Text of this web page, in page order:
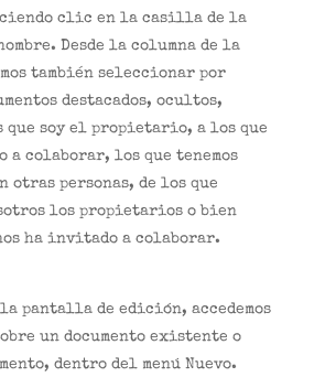
clic en la casilla de la
Desde la columna de la
también seleccionar por
destacados, ocultos,
que soy el propietario, a los que
a colaborar, los que tenemos
otras personas, de los que
los propietarios o bien
ha invitado a colaborar.
la pantalla de edición, accedemos
un documento existente o
dentro del menú Nuevo.